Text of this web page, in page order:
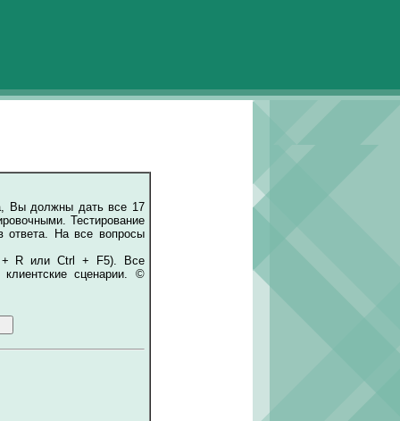
Вы должны дать все 17
Тестирование
ответа. На все вопросы
R или Ctrl + F5). Все
сценарии. ©